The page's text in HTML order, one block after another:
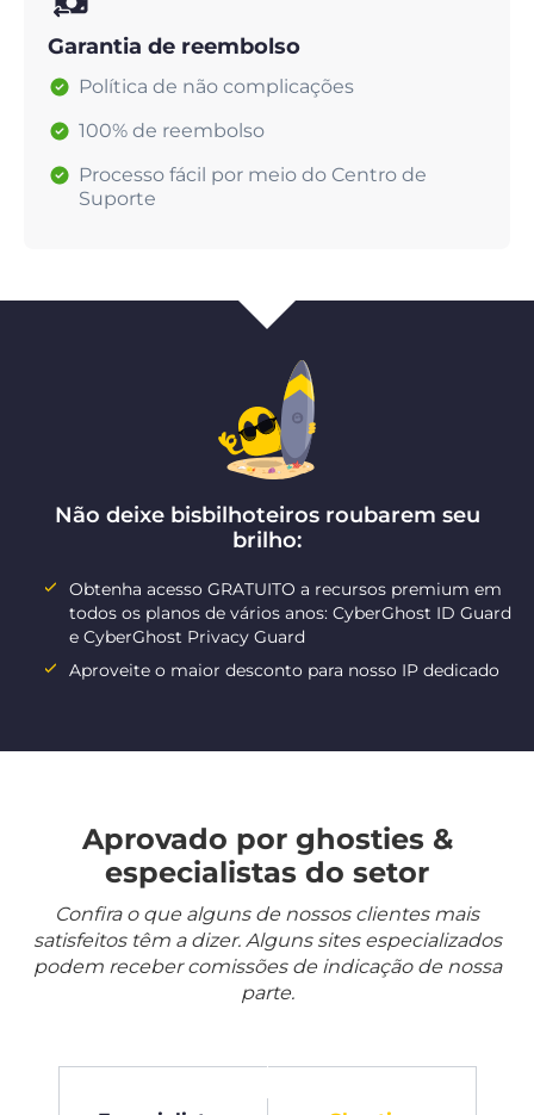
Garantia de reembolso
Política de não complicações
100% de reembolso
Processo fácil por meio do Centro de
Suporte
Não deixe bisbilhoteiros roubarem seu
brilho:
Obtenha acesso GRATUITO a recursos premium em
todos os planos de vários anos: CyberGhost ID Guard
e CyberGhost Privacy Guard
Aproveite o maior desconto para nosso IP dedicado
Aprovado por ghosties &
especialistas do setor
Confira o que alguns de nossos clientes mais
satisfeitos têm a dizer. Alguns sites especializados
podem receber comissões de indicação de nossa
parte.